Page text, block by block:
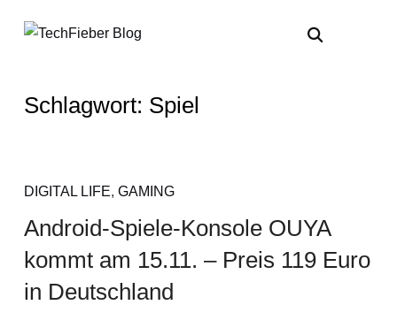
Schlagwort: Spiel
DIGITAL LIFE, GAMING
Android-Spiele-Konsole OUYA
kommt am 15.11. – Preis 119 Euro
in Deutschland